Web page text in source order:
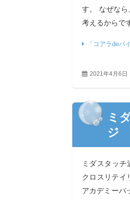
す。 なぜな
考えるからで
「コアラdeバ
2021年4月6日
ミ
ジ
ミダスタッチ
クロスリテイ
アカデミーパ